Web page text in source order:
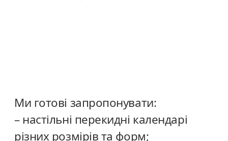
Ми готові запропонувати:
– настільні перекидні календарі
різних розмірів та форм;